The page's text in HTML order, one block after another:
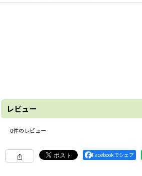
レビュー
0件のレビュー
Facebookでシェア